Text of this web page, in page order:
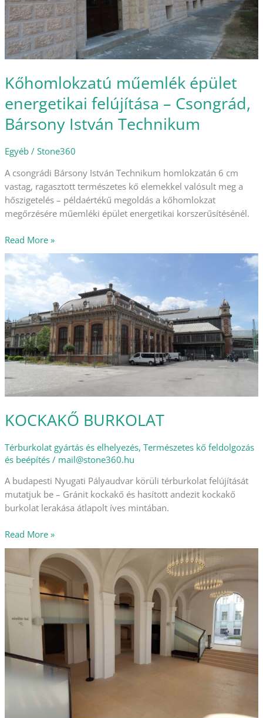
Kőhomlokzatú műemlék épület
energetikai felújítása – Csongrád,
Bársony István Technikum
Egyéb/ Stone360
A csongrádi Bársony István Technikum homlokzatán 6 cm
vastag, ragasztott természetes kő elemekkel valósult meg a
hőszigetelés – példaértékű megoldás a kőhomlokzat
megőrzésére műemléki épület energetikai korszerűsítésénél.
Read More »
KOCKAKŐ BURKOLAT
Térburkolat gyártás és elhelyezés, Természetes kő feldolgozás
és beépítés/ mail@stone360.hu
A budapesti Nyugati Pályaudvar körüli térburkolat felújítását
mutatjuk be – Gránit kockakő és hasított andezit kockakő
burkolat lerakása átlapolt íves mintában.
KOCKAKŐ
BURKOLAT
Read More »
CSOKONAI
SZÍNHÁZ
MÉSZKŐBURKOLATA